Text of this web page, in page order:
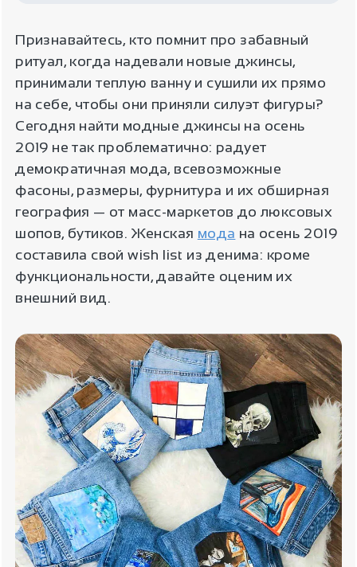
Признавайтесь, кто помнит про забавный
ритуал, когда надевали новые джинсы,
принимали теплую ванну и сушили их прямо
на себе, чтобы они приняли силуэт фигуры?
Сегодня найти модные джинсы на осень
2019 не так проблематично: радует
демократичная мода, всевозможные
фасоны, размеры, фурнитура и их обширная
география — от масс-маркетов до люксовых
шопов, бутиков. Женская мода на осень 2019
составила свой wish list из денима: кроме
функциональности, давайте оценим их
внешний вид.